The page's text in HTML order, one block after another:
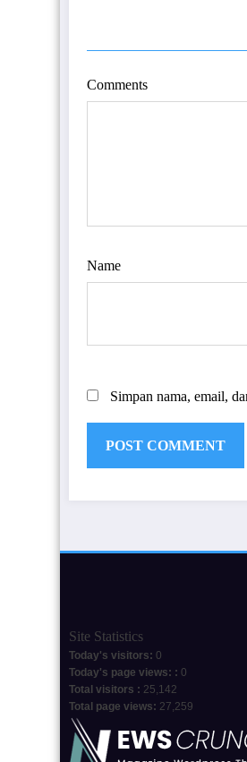
Comments
Name
Simpan nama, email,
Site Statistics
Today's visitors: 0
Today's page views: : 0
Total visitors : 25,142
Total page views: 27,259